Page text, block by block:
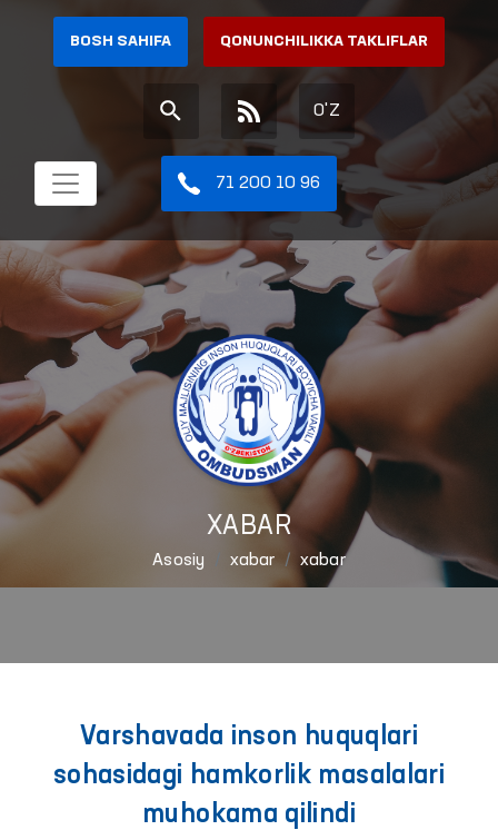
BOSH SAHIFA QONUNCHILIKKA TAKLIFLAR
O'Z
71 200 10 96
XABAR
Asosiy xabar xabar
Varshavada inson huquqlari
sohasidagi hamkorlik masalalari
muhokama qilindi